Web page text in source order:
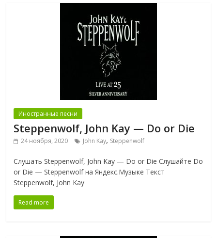
Иностранные песни
Steppenwolf, John Kay — Do or Die
24 ноября, 2020 John Kay, Steppenwolf
Слушать Steppenwolf, John Kay — Do or Die Слушайте Do
or Die — Steppenwolf на Яндекс.Музыке Текст
Steppenwolf, John Kay
Read more